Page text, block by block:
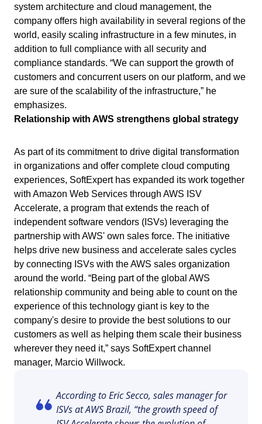
Knowledge Base
Maintenance
Meeting
OKR
Protocol
SPC
Storeroom
Supplier
Supply
Time Control
Aerospaziale e Difesa
Agroindustria
Alimenti e Bevande
Automobilistico
Beni di Consumo
Educazione
Energia e Utilità Pubblica
Estrazione di Minerali e Metallurgia
Farmaceutica e Scienze della Vita
Servizi Finanziari
Settore Pubblico
Ingegneria e Costruzione
Produzione
Prodotti Chimici
Gamification
Inspection
Kanban
Knowledge Base
Maintenance
Meeting
MSA
OKR
PDM
Portfolio
Protocol
Requirement
ISO 26000
ITIL
COBIT
ISO 37001
ISO 13485
ISO 45001
ISO 20000
ISO 31000
system architecture and cloud management, the
company offers high availability in several regions of the
world, easily scaling infrastructure in a few minutes, in
addition to full compliance with all security and
compliance standards. “We can support the growth of
customers and concurrent users on our platform, and we
are sure of the scalability of the infrastructure,” he
emphasizes.
Relationship with AWS strengthens global strategy
As part of its commitment to drive digital transformation
in organizations and offer complete cloud computing
experiences, SoftExpert has expanded its work together
with Amazon Web Services through AWS ISV
Accelerate, a program that extends the reach of
independent software vendors (ISVs) leveraging the
partnership with AWS' own sales force. The initiative
helps drive new business and accelerate sales cycles
by connecting ISVs with the AWS sales organization
around the world. “Being part of the global AWS
relationship community and being able to count on the
experience of this technology giant is key to the
company's desire to provide the best solutions to our
customers as well as helping them scale their business
wherever they need it,” says SoftExpert channel
manager, Marcio Willwock.
According to Eric Secco, sales manager for
ISVs at AWS Brazil, “the growth speed of